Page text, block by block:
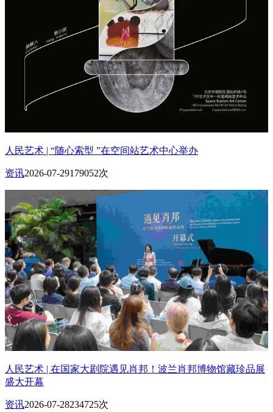
人民艺术 | “随心索型 ”在空间站艺术中心举办
资讯2026-07-29179052次
人民艺术 | 在国家大剧院遇见肖邦！波兰肖邦博物馆藏珍品展
盛大开幕
资讯2026-07-28234725次